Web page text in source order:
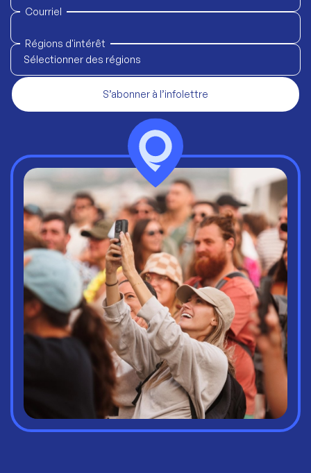
Courriel
Régions d'intérêt
Sélectionner des régions
S’abonner à l’infolettre